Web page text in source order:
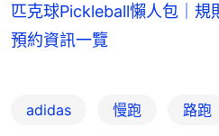
匹克球Pickleball懶人包｜規
預約資訊一覽
adidas 慢跑 路跑